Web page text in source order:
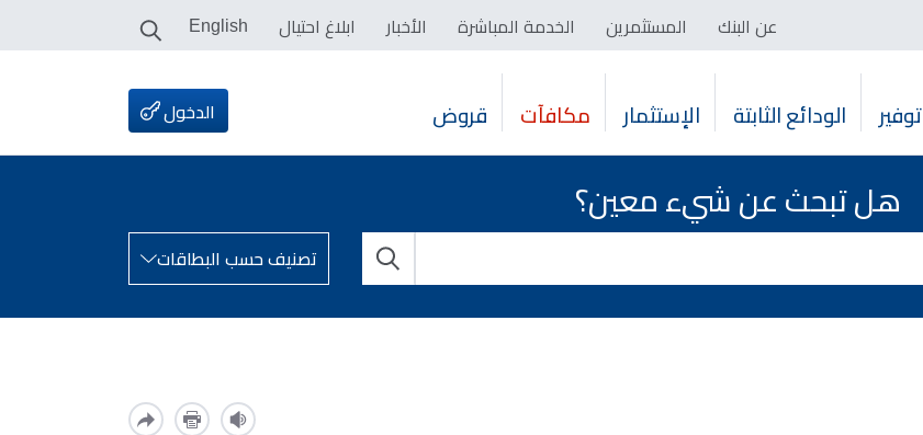
عن البنك المستثمرين الخدمة المباشرة الأخبار ابلاغ احتيال English
توفير الودائع الثابتة الإستثمار مكافآت قروض الدخول
هل تبحث عن شيء معين؟
تصنيف حسب البطاقات